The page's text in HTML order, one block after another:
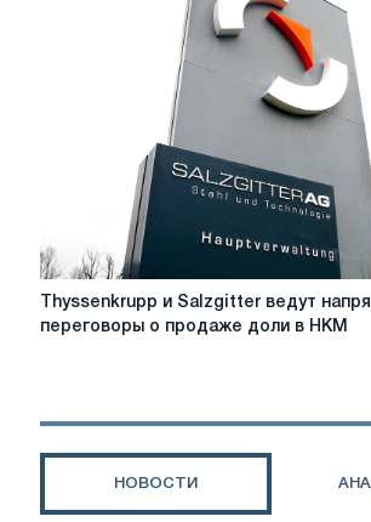
Thyssenkrupp
переговоры
Thyssenkrupp и Salzgitter ведут
переговоры о продаже доли в HKM
НОВОСТИ